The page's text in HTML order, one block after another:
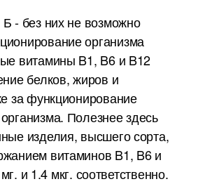
- без них не возможно
организма
витамины B1, B6 и B12
белков, жиров и
за функционирование
Полезнее здесь
изделия, высшего сорта,
витаминов B1, B6 и
и 1.4 мкг. соответственно.